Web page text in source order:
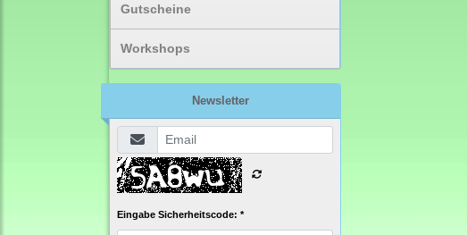
Gutscheine
Workshops
Newsletter
Eingabe Sicherheitscode: *